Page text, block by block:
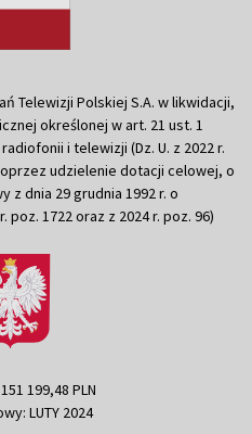
Telewizji Polskiej S.A. w likwidacji,
określonej w art. 21 ust. 1
i telewizji (Dz. U. z 2022 r.
udzielenie dotacji celowej, o
z dnia 29 grudnia 1992 r. o
poz. 1722 oraz z 2024 r. poz. 96)
199,48 PLN
LUTY 2024